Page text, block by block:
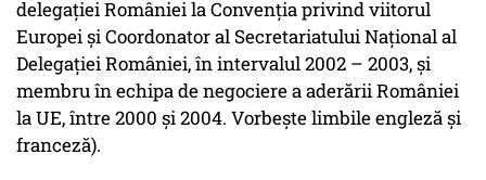
delegației României la Convenția privind viitorul
Europei și Coordonator al Secretariatului Național al
Delegației României, în intervalul 2002 – 2003, și
membru în echipa de negociere a aderării României
la UE, între 2000 și 2004. Vorbește limbile engleză și
franceză).